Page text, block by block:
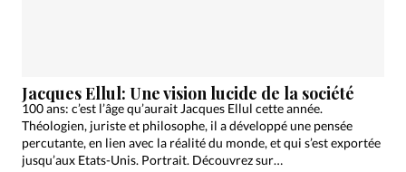
Jacques Ellul: Une vision lucide de la société
100 ans: c’est l’âge qu’aurait Jacques Ellul cette année.
Théologien, juriste et philosophe, il a développé une pensée
percutante, en lien avec la réalité du monde, et qui s’est exportée
jusqu’aux Etats-Unis. Portrait. Découvrez sur…